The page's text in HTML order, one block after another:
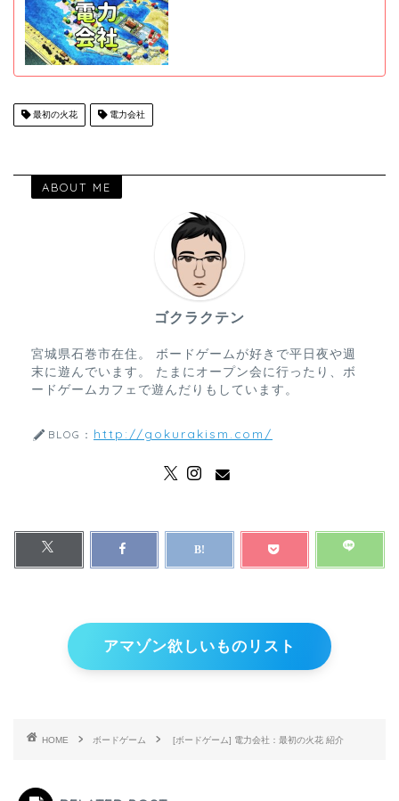
最初の火花 電力会社
ABOUT ME
ゴクラクテン
宮城県石巻市在住。 ボードゲームが好きで平日夜や週
末に遊んでいます。 たまにオープン会に行ったり、ボ
ードゲームカフェで遊んだりもしています。
BLOG： http://gokurakism.com/
アマゾン欲しいものリスト
HOME ボードゲーム [ボードゲーム] 電力会社：最初の火花 紹介